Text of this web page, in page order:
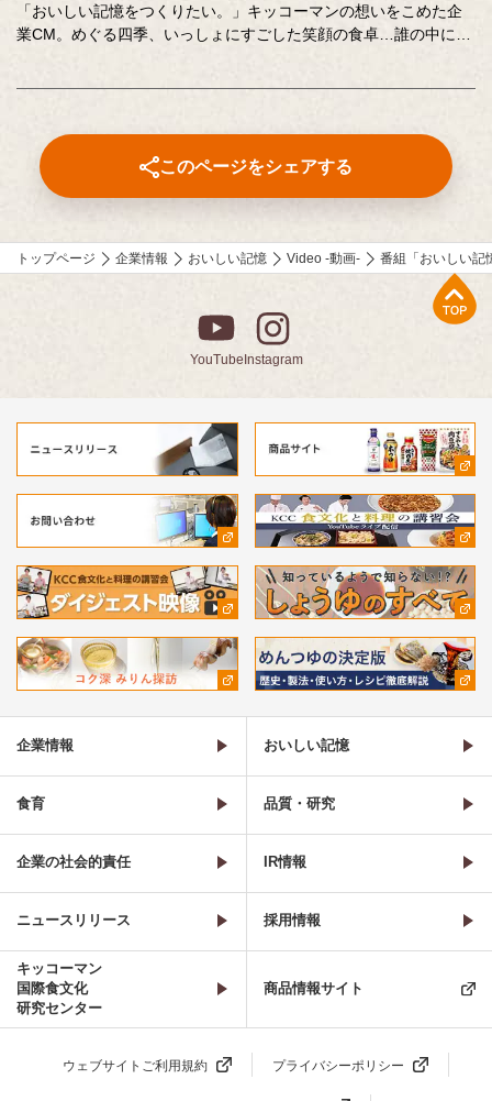
「おいしい記憶をつくりたい。」キッコーマンの想いをこめた企
業CM。めぐる四季、いっしょにすごした笑顔の食卓…誰の中にも
このページをシェアする
トップページ 企業情報 おいしい記憶 Video -動画- 番組「おいしい
YouTubeInstagram
企業情報 おいしい記憶
食育 品質・研究
企業の社会的責任 IR情報
ニュースリリース 採用情報
キッコーマン
国際食文化
研究センター
商品情報サイト
ウェブサイトご利用規約 プライバシーポリシー